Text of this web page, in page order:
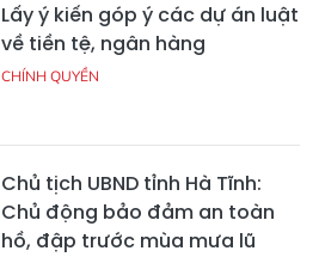
Lấy ý kiến góp ý các dự án luật
về tiền tệ, ngân hàng
CHÍNH QUYỀN
Chủ tịch UBND tỉnh Hà Tĩnh:
Chủ động bảo đảm an toàn
hồ, đập trước mùa mưa lũ